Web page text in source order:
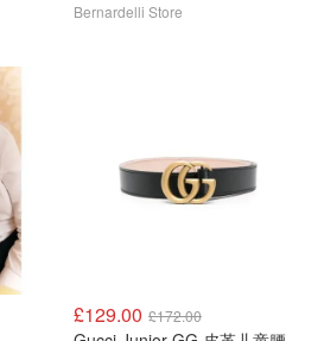
Bernardelli Store
£129.00 £172.00